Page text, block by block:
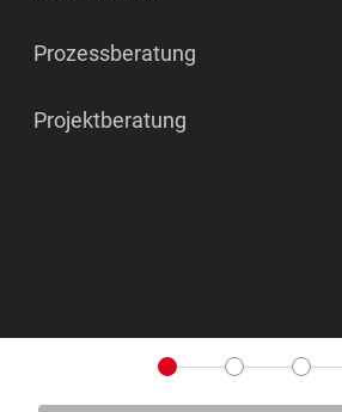
Prozessberatung
Projektberatung